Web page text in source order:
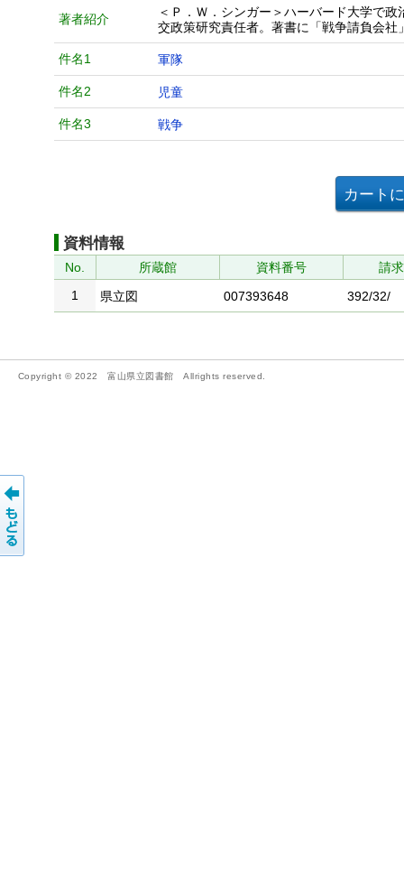
著者紹介
＜Ｐ．Ｗ．シンガー＞ハーバード大学で
交政策研究責任者。著書に「戦争請負会社
件名1 軍隊
件名2 児童
件名3 戦争
資料情報
No. 所蔵館 資料番号
請
1
県立図 007393648 392/32/
Copyright © 2022 富山県立図書館 Allrights reserved.